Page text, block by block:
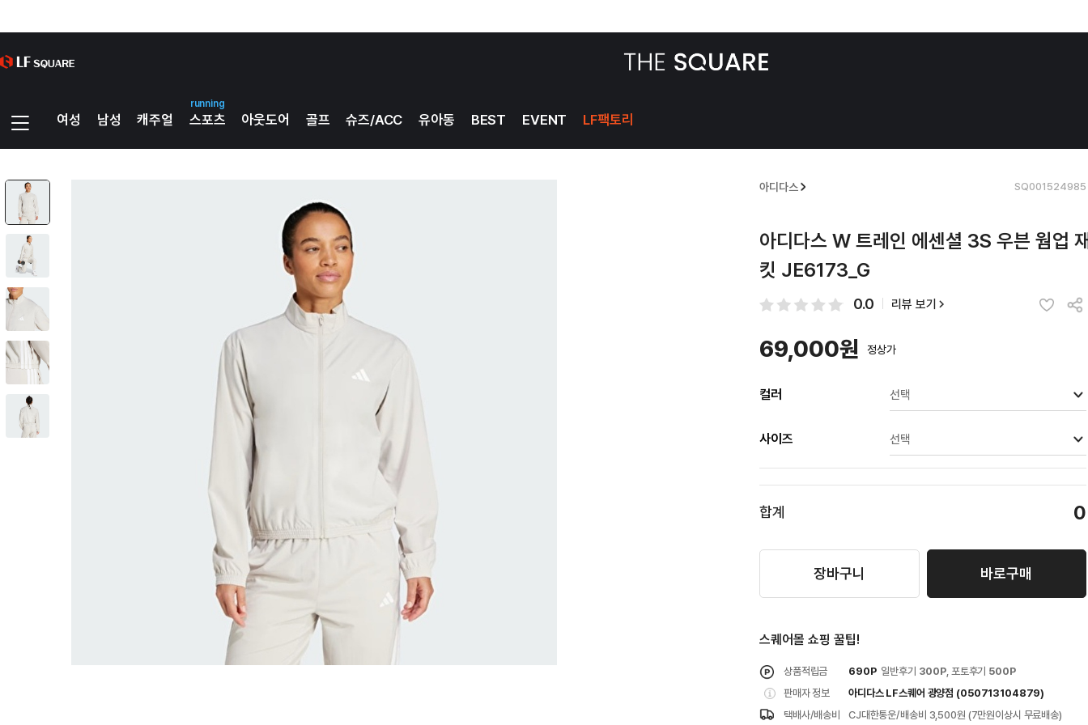
여성 남성 캐주얼
running
스포츠 아웃도어 골프 슈즈/ACC 유아동 BEST EVENT LF팩토리
아디다스 SQ001524985
아디다스 W 트레인 에센셜 3S 우븐 웜업
킷 JE6173_G
0.0 리뷰 보기
69,000원 정상가
컬러 선택
베이지
사이즈 선택
합계 0
장바구니 바로구매
스퀘어몰 쇼핑 꿀팁!
상품적립금 690P 일반후기 300P, 포토후기 500P
판매자 정보
아디다스 LF스퀘어 광양점 (050713104879)
택배사/배송비
CJ대한통운/배송비 3,500원 (7만원이상시 무료배송)